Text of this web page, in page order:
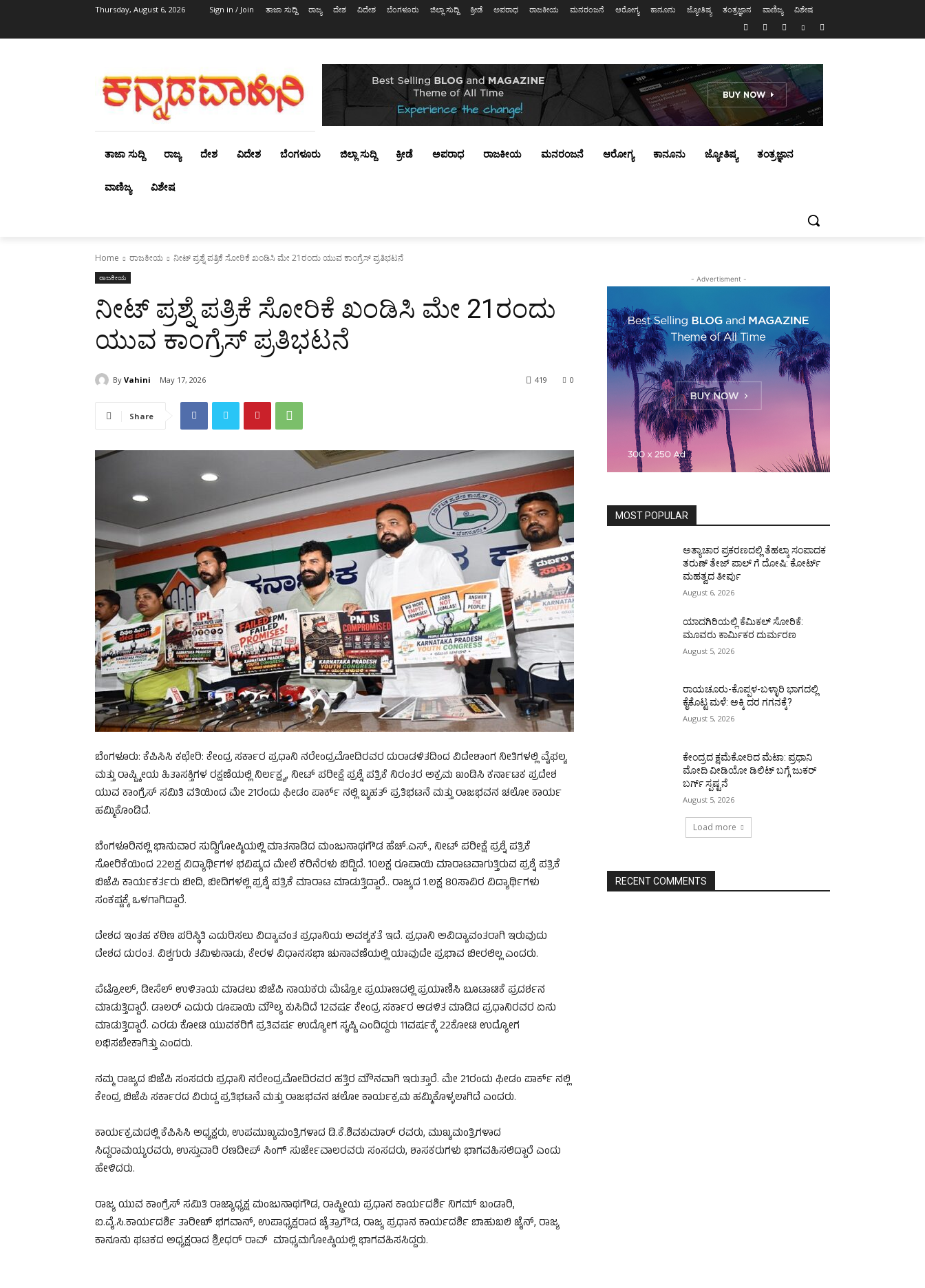
Thursday, August 6, 2026 Sign in / Join ತಾಜಾ ಸುದ್ದಿ ರಾಜ್ಯ ದೇಶ ವಿದೇಶ ಬೆಂಗಳೂರು ಜಿಲ್ಲಾ ಸುದ್ದಿ ಕ್ರೀಡೆ ಅಪರಾಧ ರಾಜಕೀಯ ಮನರಂಜನೆ ಆರೋಗ್ಯ ಕಾನೂನು ಜ್ಯೋತಿಷ್ಯ ತಂತ್ರಜ್ಞಾನ ವಾಣಿಜ್ಯ ವಿಶೇಷ
ತಾಜಾ ಸುದ್ದಿ ರಾಜ್ಯ ದೇಶ ವಿದೇಶ ಬೆಂಗಳೂರು ಜಿಲ್ಲಾ ಸುದ್ದಿ ಕ್ರೀಡೆ ಅಪರಾಧ ರಾಜಕೀಯ ಮನರಂಜನೆ ಆರೋಗ್ಯ ಕಾನೂನು ಜ್ಯೋತಿಷ್ಯ ತಂತ್ರಜ್ಞಾನ
ವಾಣಿಜ್ಯ ವಿಶೇಷ
Home ರಾಜಕೀಯ ನೀಟ್ ಪ್ರಶ್ನೆ ಪತ್ರಿಕೆ ಸೋರಿಕೆ ಖಂಡಿಸಿ ಮೇ 21ರಂದು ಯುವ ಕಾಂಗ್ರೆಸ್ ಪ್ರತಿಭಟನೆ
ರಾಜಕೀಯ
ನೀಟ್ ಪ್ರಶ್ನೆ ಪತ್ರಿಕೆ ಸೋರಿಕೆ ಖಂಡಿಸಿ ಮೇ 21ರಂದು
ಯುವ ಕಾಂಗ್ರೆಸ್ ಪ್ರತಿಭಟನೆ
By Vahini May 17, 2026 0
419
Share
ಬೆಂಗಳೂರು: ಕೆಪಿಸಿಸಿ ಕಛೇರಿ: ಕೇಂದ್ರ ಸರ್ಕಾರ ಪ್ರಧಾನಿ ನರೇಂದ್ರಮೋದಿರವರ ದುರಾಡಳಿತದಿಂದ ವಿದೇಶಾಂಗ ನೀತಿಗಳಲ್ಲಿ ವೈಫಲ್ಯ
ಮತ್ತು ರಾಷ್ಟ್ಕೀಯ ಹಿತಾಸಕ್ತಿಗಳ ರಕ್ಷಣೆಯಲ್ಲಿ ನಿರ್ಲಕ್ಷ್ಯ, ನೀಟ್ ಪರೀಕ್ಷೆ ಪ್ರಶ್ನೆ ಪತ್ರಿಕೆ ನಿರಂತರ ಅಕ್ರಮ ಖಂಡಿಸಿ ಕರ್ನಾಟಕ ಪ್ರದೇಶ
ಯುವ ಕಾಂಗ್ರೆಸ್ ಸಮಿತಿ ವತಿಯಿಂದ ಮೇ 21ರಂದು ಫೀಡಂ ಪಾರ್ಕ್ ನಲ್ಲಿ ಬೃಹತ್ ಪ್ರತಿಭಟನೆ ಮತ್ತು ರಾಜಭವನ ಚಲೋ ಕಾರ್ಯ
ಹಮ್ಮಿಕೊಂಡಿದೆ.
ಬೆಂಗಳೂರಿನಲ್ಲಿ ಭಾನುವಾರ ಸುದ್ದಿಗೋಷ್ಠಿಯಲ್ಲಿ ಮಾತನಾಡಿದ ಮಂಜುನಾಥಗೌಡ ಹೆಚ್.ಎಸ್., ನೀಟ್ ಪರೀಕ್ಷೆ ಪ್ರಶ್ನೆ ಪತ್ರಿಕೆ
ಸೋರಿಕೆಯಿಂದ 22ಲಕ್ಷ ವಿದ್ಯಾರ್ಥಿಗಳ ಭವಿಷ್ಯದ ಮೇಲೆ ಕರಿನೆರಳು ಬಿದ್ದಿದೆ. 10ಲಕ್ಷ ರೂಪಾಯಿ ಮಾರಾಟವಾಗುತ್ತಿರುವ ಪ್ರಶ್ನೆ ಪತ್ರಿಕೆ
ಬಿಜೆಪಿ ಕಾರ್ಯಕರ್ತರು ಬೀದಿ, ಬೀದಿಗಳಲ್ಲಿ ಪ್ರಶ್ನೆ ಪತ್ರಿಕೆ ಮಾರಾಟ ಮಾಡುತ್ತಿದ್ದಾರೆ.. ರಾಜ್ಯದ 1.ಲಕ್ಷ 80ಸಾವಿರ ವಿದ್ಯಾರ್ಥಿಗಳು
ಸಂಕಷ್ಟಕ್ಕೆ ಒಳಗಾಗಿದ್ದಾರೆ.
ದೇಶದ ಇಂತಹ ಕಠಿಣ ಪರಿಸ್ಥಿತಿ ಎದುರಿಸಲು ವಿದ್ಯಾವಂತ ಪ್ರಧಾನಿಯ ಅವಶ್ಯಕತೆ ಇದೆ. ಪ್ರಧಾನಿ ಅವಿದ್ಯಾವಂತರಾಗಿ ಇರುವುದು
ದೇಶದ ದುರಂತ. ವಿಶ್ವಗುರು ತಮಿಳುನಾಡು, ಕೇರಳ ವಿಧಾನಸಭಾ ಚುನಾವಣೆಯಲ್ಲಿ ಯಾವುದೇ ಪ್ರಭಾವ ಬೀರಲಿಲ್ಲ ಎಂದರು.
ಪೆಟ್ರೋಲ್, ಡೀಸೆಲ್ ಉಳಿತಾಯ ಮಾಡಲು ಬಿಜೆಪಿ ನಾಯಕರು ಮೆಟ್ರೋ ಪ್ರಯಾಣದಲ್ಲಿ ಪ್ರಯಾಣಿಸಿ ಬೂಟಾಟಿಕೆ ಪ್ರದರ್ಶನ
ಮಾಡುತ್ತಿದ್ದಾರೆ. ಡಾಲರ್ ಎದುರು ರೂಪಾಯಿ ಮೌಲ್ಯ ಕುಸಿದಿದೆ 12ವರ್ಷ ಕೇಂದ್ರ ಸರ್ಕಾರ ಆಡಳಿತ ಮಾಡಿದ ಪ್ರಧಾನಿರವರ ಏನು
ಮಾಡುತ್ತಿದ್ದಾರೆ. ಎರಡು ಕೋಟಿ ಯುವಕರಿಗೆ ಪ್ರತಿವರ್ಷ ಉದ್ಯೋಗ ಸೃಷ್ಟಿ ಎಂದಿದ್ದರು 11ವರ್ಷಕ್ಕೆ 22ಕೋಟಿ ಉದ್ಯೋಗ
ಲಭಿಸಬೇಕಾಗಿತ್ತು ಎಂದರು.
ನಮ್ಮ ರಾಜ್ಯದ ಬಿಜೆಪಿ ಸಂಸದರು ಪ್ರಧಾನಿ ನರೇಂದ್ರಮೋದಿರವರ ಹತ್ತಿರ ಮೌನವಾಗಿ ಇರುತ್ತಾರೆ. ಮೇ 21ರಂದು ಫೀಡಂ ಪಾರ್ಕ್ ನಲ್ಲಿ
ಕೇಂದ್ರ ಬಿಜೆಪಿ ಸರ್ಕಾರದ ವಿರುದ್ದ ಪ್ರತಿಭಟನೆ ಮತ್ತು ರಾಜಭವನ ಚಲೋ ಕಾರ್ಯಕ್ರಮ ಹಮ್ಮಿಕೊಳ್ಳಲಾಗಿದೆ ಎಂದರು.
ಕಾರ್ಯಕ್ರಮದಲ್ಲಿ ಕೆಪಿಸಿಸಿ ಅಧ್ಯಕ್ಷರು, ಉಪಮುಖ್ಯಮಂತ್ರಿಗಳಾದ ಡಿ.ಕೆ.ಶಿವಕುಮಾರ್ ರವರು, ಮುಖ್ಯಮಂತ್ರಿಗಳಾದ
ಸಿದ್ದರಾಮಯ್ಯರವರು, ಉಸ್ತುವಾರಿ ರಣದೀಪ್ ಸಿಂಗ್ ಸುರ್ಜೇವಾಲರವರು ಸಂಸದರು, ಶಾಸಕರುಗಳು ಭಾಗವಹಿಸಲಿದ್ದಾರೆ ಎಂದು
ಹೇಳಿದರು.
ರಾಜ್ಯ ಯುವ ಕಾಂಗ್ರೆಸ್ ಸಮಿತಿ ರಾಜ್ಯಾಧ್ಯಕ್ಷ ಮಂಜುನಾಥಗೌಡ, ರಾಷ್ಟ್ರೀಯ ಪ್ರಧಾನ ಕಾರ್ಯದರ್ಶಿ ನಿಗಮ್ ಬಂಡಾರಿ,
ಐ.ವೈ.ಸಿ.ಕಾರ್ಯದರ್ಶಿ ತಾರೀಖ್ ಭಗವಾನ್, ಉಪಾಧ್ಯಕ್ಷರಾದ ಚೈತ್ರಾಗೌಡ, ರಾಜ್ಯ ಪ್ರಧಾನ ಕಾರ್ಯದರ್ಶಿ ಬಾಹುಬಲಿ ಜೈನ್, ರಾಜ್ಯ
ಕಾನೂನು ಘಟಕದ ಅಧ್ಯಕ್ಷರಾದ ಶ್ರೀಧರ್ ರಾವ್ ಮಾಧ್ಯಮಗೋಷ್ಠಿಯಲ್ಲಿ ಭಾಗವಹಿಸಸಿದ್ದರು.
- Advertisment -
MOST POPULAR
ಅತ್ಯಾಚಾರ ಪ್ರಕರಣದಲ್ಲಿ ತೆಹಲ್ಕಾ ಸಂಪಾದಕ
ತರುಣ್‌ ತೇಜ್‌ ಪಾಲ್‌ ಗೆ ದೋಷಿ: ಕೋರ್ಟ್‌
ಮಹತ್ವದ ತೀರ್ಪು
August 6, 2026
ಯಾದಗಿರಿಯಲ್ಲಿ ಕೆಮಿಕಲ್ ಸೋರಿಕೆ:
ಮೂವರು ಕಾರ್ಮಿಕರ ದುರ್ಮರಣ
August 5, 2026
ರಾಯಚೂರು-ಕೊಪ್ಪಳ-ಬಳ್ಳಾರಿ ಭಾಗದಲ್ಲಿ
ಕೈಕೊಟ್ಟ ಮಳೆ: ಅಕ್ಕಿ ದರ ಗಗನಕ್ಕೆ?
August 5, 2026
ಕೇಂದ್ರದ ಕ್ಷಮೆಕೋರಿದ ಮೆಟಾ: ಪ್ರಧಾನಿ
ಮೋದಿ ವೀಡಿಯೋ ಡಿಲಿಟ್ ಬಗ್ಗೆ ಜುಕರ್
ಬರ್ಗ್ ಸ್ಪಷ್ಟನೆ
August 5, 2026
Load more
RECENT COMMENTS